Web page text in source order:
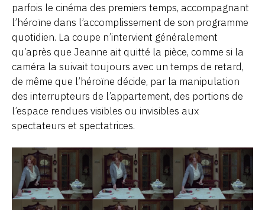
parfois le cinéma des premiers temps, accompagnant
l’héroïne dans l’accomplissement de son programme
quotidien. La coupe n’intervient généralement
qu’après que Jeanne ait quitté la pièce, comme si la
caméra la suivait toujours avec un temps de retard,
de même que l’héroïne décide, par la manipulation
des interrupteurs de l’appartement, des portions de
l’espace rendues visibles ou invisibles aux
spectateurs et spectatrices.